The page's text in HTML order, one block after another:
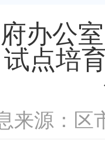
办公
点培
来源：区